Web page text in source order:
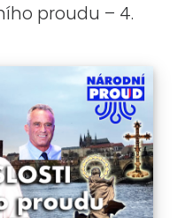
proudu – 4.